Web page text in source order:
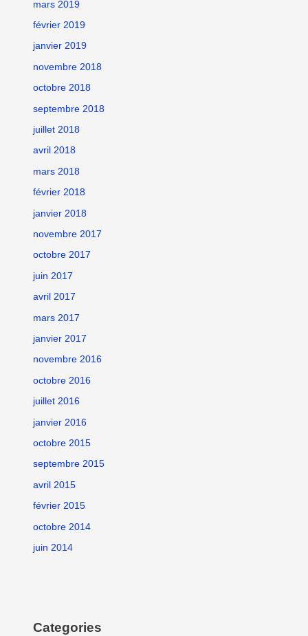
mars 2019
février 2019
janvier 2019
novembre 2018
octobre 2018
septembre 2018
juillet 2018
avril 2018
mars 2018
février 2018
janvier 2018
novembre 2017
octobre 2017
juin 2017
avril 2017
mars 2017
janvier 2017
novembre 2016
octobre 2016
juillet 2016
janvier 2016
octobre 2015
septembre 2015
avril 2015
février 2015
octobre 2014
juin 2014
Categories